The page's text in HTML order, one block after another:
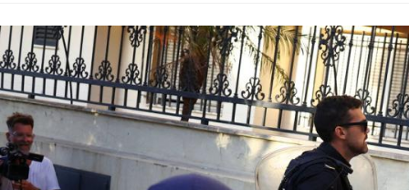
Untermenü
Untermenü